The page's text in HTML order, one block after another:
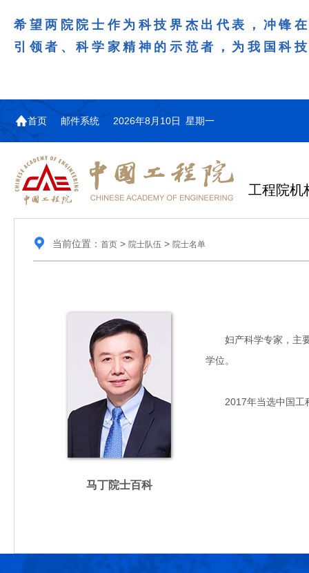
希望两院院士作为科技界杰出代表，冲锋
引领者、科学家精神的示范者，为我国科
首页 邮件系统 2026年8月10日 星期一
工程院机
当前位置： 首页> 院士队伍 > 院士名单
马丁院士百科
妇产科学专家，主要
学位。
2017年当选中国工